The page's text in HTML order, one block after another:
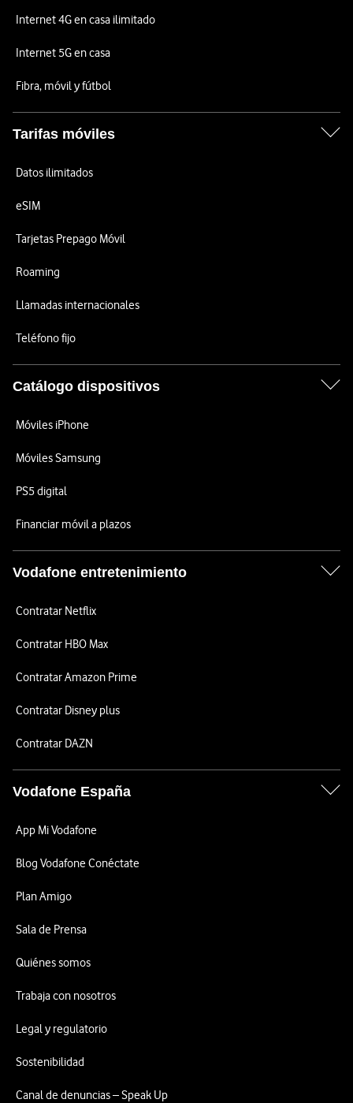
Internet 4G en casa ilimitado
Internet 5G en casa
Fibra, móvil y fútbol
Tarifas móviles
Datos ilimitados
eSIM
Tarjetas Prepago Móvil
Roaming
Llamadas internacionales
Teléfono fijo
Catálogo dispositivos
Móviles iPhone
Móviles Samsung
PS5 digital
Financiar móvil a plazos
Vodafone entretenimiento
Contratar Netflix
Contratar HBO Max
Contratar Amazon Prime
Contratar Disney plus
Contratar DAZN
Vodafone España
App Mi Vodafone
Blog Vodafone Conéctate
Plan Amigo
Sala de Prensa
Quiénes somos
Trabaja con nosotros
Legal y regulatorio
Sostenibilidad
Canal de denuncias – Speak Up